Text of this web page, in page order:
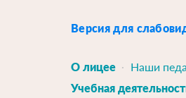
Версия для
О лицее Наши
Учебная